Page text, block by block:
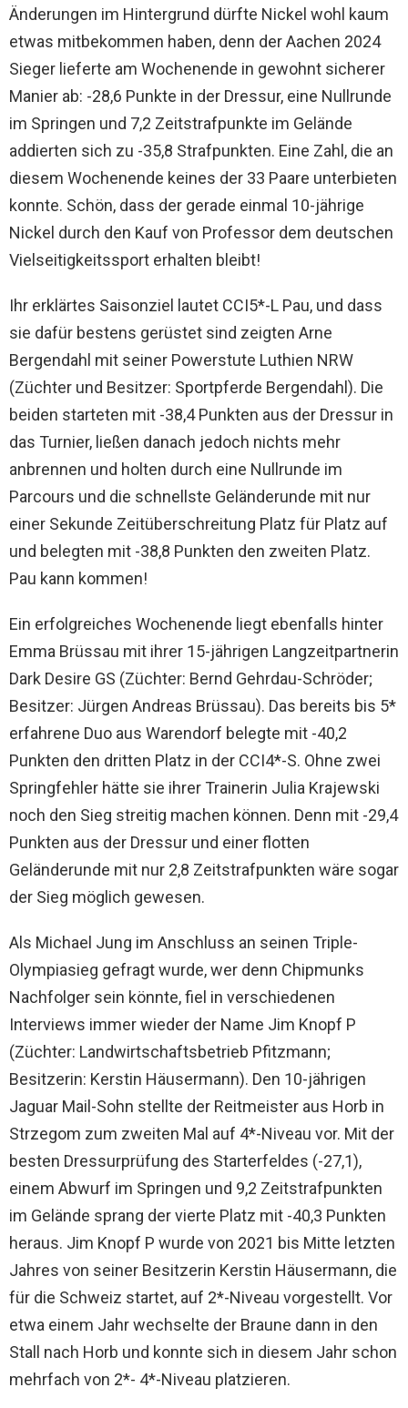
Änderungen im Hintergrund dürfte Nickel wohl kaum
etwas mitbekommen haben, denn der Aachen 2024
Sieger lieferte am Wochenende in gewohnt sicherer
Manier ab: -28,6 Punkte in der Dressur, eine Nullrunde
im Springen und 7,2 Zeitstrafpunkte im Gelände
addierten sich zu -35,8 Strafpunkten. Eine Zahl, die an
diesem Wochenende keines der 33 Paare unterbieten
konnte. Schön, dass der gerade einmal 10-jährige
Nickel durch den Kauf von Professor dem deutschen
Vielseitigkeitssport erhalten bleibt!
Ihr erklärtes Saisonziel lautet CCI5*-L Pau, und dass
sie dafür bestens gerüstet sind zeigten Arne
Bergendahl mit seiner Powerstute Luthien NRW
(Züchter und Besitzer: Sportpferde Bergendahl). Die
beiden starteten mit -38,4 Punkten aus der Dressur in
das Turnier, ließen danach jedoch nichts mehr
anbrennen und holten durch eine Nullrunde im
Parcours und die schnellste Geländerunde mit nur
einer Sekunde Zeitüberschreitung Platz für Platz auf
und belegten mit -38,8 Punkten den zweiten Platz.
Pau kann kommen!
Ein erfolgreiches Wochenende liegt ebenfalls hinter
Emma Brüssau mit ihrer 15-jährigen Langzeitpartnerin
Dark Desire GS (Züchter: Bernd Gehrdau-Schröder;
Besitzer: Jürgen Andreas Brüssau). Das bereits bis 5*
erfahrene Duo aus Warendorf belegte mit -40,2
Punkten den dritten Platz in der CCI4*-S. Ohne zwei
Springfehler hätte sie ihrer Trainerin Julia Krajewski
noch den Sieg streitig machen können. Denn mit -29,4
Punkten aus der Dressur und einer flotten
Geländerunde mit nur 2,8 Zeitstrafpunkten wäre sogar
der Sieg möglich gewesen.
Als Michael Jung im Anschluss an seinen Triple-
Olympiasieg gefragt wurde, wer denn Chipmunks
Nachfolger sein könnte, fiel in verschiedenen
Interviews immer wieder der Name Jim Knopf P
(Züchter: Landwirtschaftsbetrieb Pfitzmann;
Besitzerin: Kerstin Häusermann). Den 10-jährigen
Jaguar Mail-Sohn stellte der Reitmeister aus Horb in
Strzegom zum zweiten Mal auf 4*-Niveau vor. Mit der
besten Dressurprüfung des Starterfeldes (-27,1),
einem Abwurf im Springen und 9,2 Zeitstrafpunkten
im Gelände sprang der vierte Platz mit -40,3 Punkten
heraus. Jim Knopf P wurde von 2021 bis Mitte letzten
Jahres von seiner Besitzerin Kerstin Häusermann, die
für die Schweiz startet, auf 2*-Niveau vorgestellt. Vor
etwa einem Jahr wechselte der Braune dann in den
Stall nach Horb und konnte sich in diesem Jahr schon
mehrfach von 2*- 4*-Niveau platzieren.